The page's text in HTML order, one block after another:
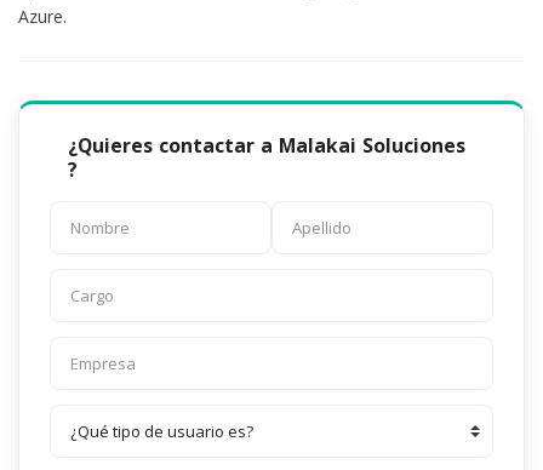
Azure.
¿Quieres contactar a Malakai Soluciones
?